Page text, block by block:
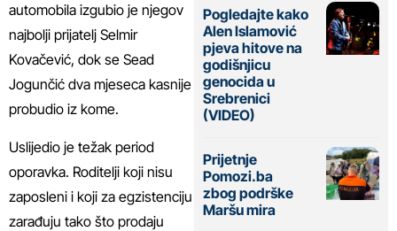
automobila izgubio je njegov
najbolji prijatelj Selmir
Kovačević, dok se Sead
Jogunčić dva mjeseca kasnije
probudio iz kome.
Uslijedio je težak period
oporavka. Roditelji koji nisu
zaposleni i koji za egzistenciju
zarađuju tako što prodaju
Pogledajte kako
Alen Islamović
pjeva hitove na
godišnjicu
genocida u
Srebrenici
(VIDEO)
Prijetnje
Pomozi.ba
zbog podrške
Maršu mira